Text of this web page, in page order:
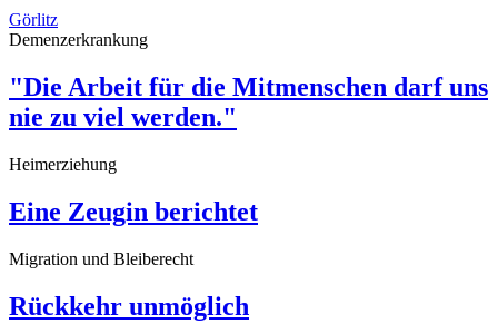
Görlitz
Demenzerkrankung
"Die Arbeit für die Mitmenschen darf uns
nie zu viel werden."
Heimerziehung
Eine Zeugin berichtet
Migration und Bleiberecht
Rückkehr unmöglich